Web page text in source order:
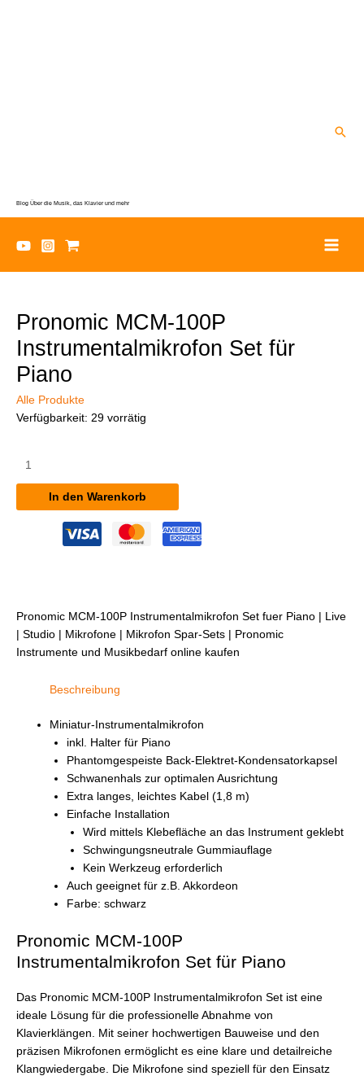
Blog Über die Musik, das Klavier und mehr
Pronomic MCM-100P
Instrumentalmikrofon Set für
Piano
Alle Produkte
Verfügbarkeit: 29 vorrätig
MCM-
Instrumentalmikrofon
In den Warenkorb
Pronomic MCM-100P Instrumentalmikrofon Set fuer Piano | Live
| Studio | Mikrofone | Mikrofon Spar-Sets | Pronomic
Instrumente und Musikbedarf online kaufen
Beschreibung
Miniatur-Instrumentalmikrofon
inkl. Halter für Piano
Phantomgespeiste Back-Elektret-Kondensatorkapsel
Schwanenhals zur optimalen Ausrichtung
Extra langes, leichtes Kabel (1,8 m)
Einfache Installation
Wird mittels Klebefläche an das Instrument geklebt
Schwingungsneutrale Gummiauflage
Kein Werkzeug erforderlich
Auch geeignet für z.B. Akkordeon
Farbe: schwarz
Pronomic MCM-100P
Instrumentalmikrofon Set für Piano
Das Pronomic MCM-100P Instrumentalmikrofon Set ist eine
ideale Lösung für die professionelle Abnahme von
Klavierklängen. Mit seiner hochwertigen Bauweise und den
präzisen Mikrofonen ermöglicht es eine klare und detailreiche
Klangwiedergabe. Die Mikrofone sind speziell für den Einsatz